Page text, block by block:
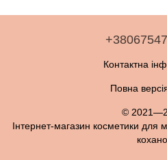
Контактна
Повна
©
Інтернет-магазин косметики для